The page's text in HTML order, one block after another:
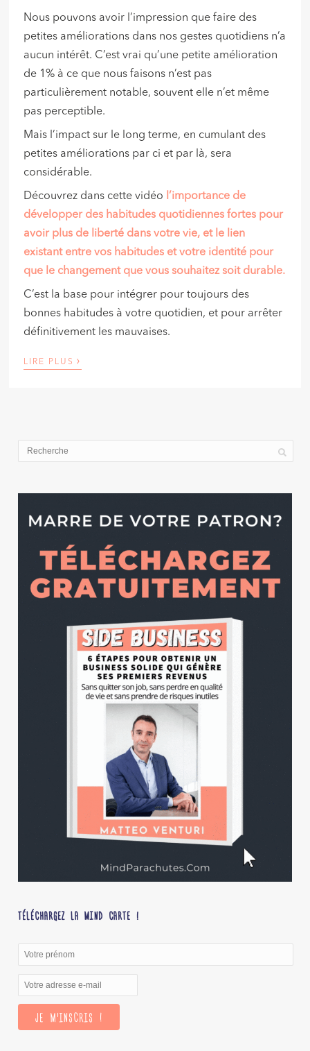
Nous pouvons avoir l’impression que faire des
petites améliorations dans nos gestes quotidiens n’a
aucun intérêt. C’est vrai qu’une petite amélioration
de 1% à ce que nous faisons n’est pas
particulièrement notable, souvent elle n’et même
pas perceptible.
Mais l’impact sur le long terme, en cumulant des
petites améliorations par ci et par là, sera
considérable.
Découvrez dans cette vidéo l’importance de
développer des habitudes quotidiennes fortes pour
avoir plus de liberté dans votre vie, et le lien
existant entre vos habitudes et votre identité pour
que le changement que vous souhaitez soit durable.
C’est la base pour intégrer pour toujours des
bonnes habitudes à votre quotidien, et pour arrêter
définitivement les mauvaises.
LIRE PLUS ›
TÉLÉCHARGEZ LA MIND CARTE !